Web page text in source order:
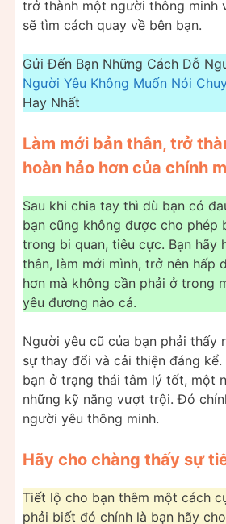
trở thành một người thông minh
sẽ tìm cách quay về bên bạn.
Gửi Đến Bạn Những Cách Dỗ
Người Yêu Không Muốn Nói
Hay Nhất
Làm mới bản thân, trở
hoàn hảo hơn của chính
Sau khi chia tay thì dù bạn có
bạn cũng không được cho phép
trong bi quan, tiêu cực. Bạn hãy
thân, làm mới mình, trở nên hấp
hơn mà không cần phải ở trong
yêu đương nào cả.
Người yêu cũ của bạn phải thấy
sự thay đổi và cải thiện đáng
bạn ở trạng thái tâm lý tốt, một
những kỹ năng vượt trội. Đó
người yêu thông minh.
Hãy cho chàng thấy sự
Tiết lộ cho bạn thêm một cách
phải biết đó chính là bạn hãy